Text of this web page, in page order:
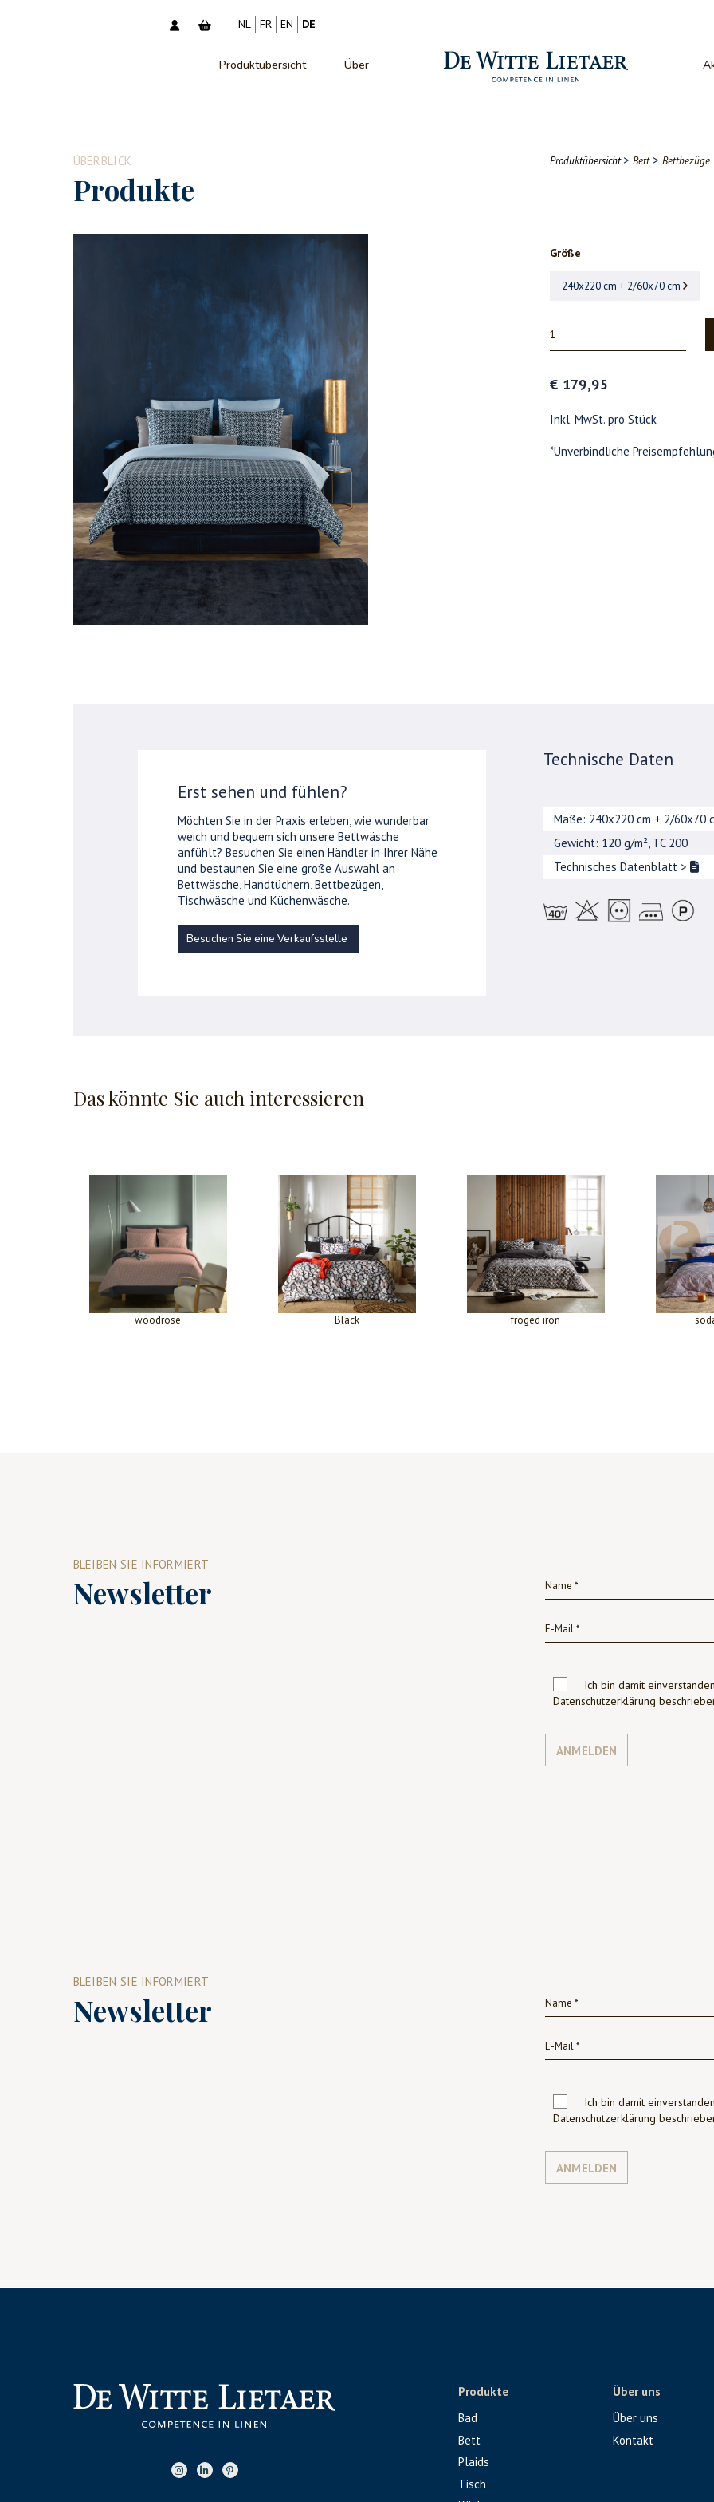
NL FR EN DE
Produktübersicht Über
ÜBERBLICK
Produkte
Produktübersicht > Bett> Bettbezüge
Größe
240x220 cm + 2/60x70 cm
€ 179,95
Inkl. MwSt. pro Stück
*Unverbindliche
Erst sehen und fühlen?
Möchten Sie in der Praxis erleben, wie wunderbar
weich und bequem sich unsere Bettwäsche
anfühlt? Besuchen Sie einen Händler in Ihrer Nähe
und bestaunen Sie eine große Auswahl an
Bettwäsche, Handtüchern, Bettbezügen,
Tischwäsche und Küchenwäsche.
Besuchen Sie eine Verkaufsstelle
Technische Daten
Maße: 240x220 cm + 2/60x70
Gewicht: 120 g/m², TC 200
Technisches Datenblatt >
Das könnte Sie auch interessieren
woodrose Black froged iron
BLEIBEN SIE INFORMIERT
Newsletter
Ich bin damit
Datenschutzerklärung
ANMELDEN
BLEIBEN SIE INFORMIERT
Newsletter
Ich bin damit
Datenschutzerklärung
ANMELDEN
Produkte
Bad
Bett
Plaids
Tisch
Über uns
Über uns
Kontakt